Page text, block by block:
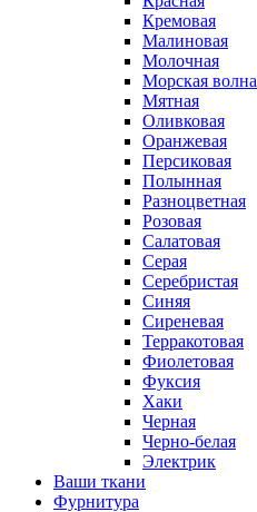
Кремовая
Малиновая
Молочная
Морская волна
Мятная
Оливковая
Оранжевая
Персиковая
Полынная
Разноцветная
Розовая
Салатовая
Серая
Серебристая
Синяя
Сиреневая
Терракотовая
Фиолетовая
Фуксия
Хаки
Черная
Черно-белая
Электрик
Ваши ткани
Фурнитура